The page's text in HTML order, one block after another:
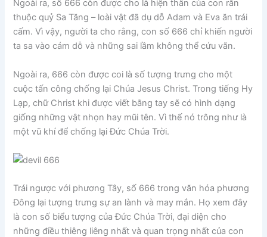
Ngoài ra, số 666 còn được cho là hiện thân của con rắn
thuộc quỷ Sa Tăng – loài vật đã dụ dỗ Adam và Eva ăn trái
cấm. Vì vậy, người ta cho rằng, con số 666 chỉ khiến người
ta sa vào cám dỗ và những sai lầm không thể cứu vãn.
Ngoài ra, 666 còn được coi là số tượng trưng cho một
cuộc tấn công chống lại Chúa Jesus Christ. Trong tiếng Hy
Lạp, chữ Christ khi được viết bằng tay sẽ có hình dạng
giống những vật nhọn hay mũi tên. Vì thế nó trông như là
một vũ khí để chống lại Đức Chúa Trời.
Trái ngược với phương Tây, số 666 trong văn hóa phương
Đông lại tượng trưng sự an lành và may mắn. Họ xem đây
là con số biểu tượng của Đức Chúa Trời, đại diện cho
những điều thiêng liêng nhất và quan trọng nhất của con